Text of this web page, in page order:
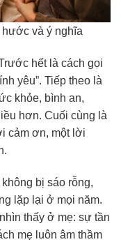
hước và ý nghĩa
hết là cách gọi
yêu”. Tiếp theo là
khỏe, bình an,
hơn. Cuối cùng là
cảm ơn, một lời
bị sáo rỗng,
lặp lại ở mọi năm.
thấy ở mẹ: sự tần
mẹ luôn âm thầm